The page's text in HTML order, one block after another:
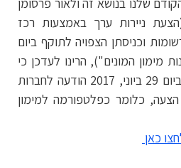
ניירות ערך באמצעות רכז
התשע"ז-2017 ברשומות וכניסתן הצפויה לתוקף ביום
2017 ("תקנות מימון המונים"), הרינו לעדכן כי
רשות ניירות ערך פרסמה ביום 29 ביוני, 2017 הודעה לחברות
כלומר כפלטפורמה למימון
כאן